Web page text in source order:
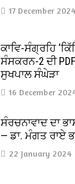
17 December 2024
ਕਾਵਿ-ਸੰਗ੍ਰਹਿ
ਸੰਸਕਰਨ-2 ਦੀ
ਸੁਖਪਾਲ ਸੰਘੇੜਾ
16 December
ਸੰਰਚਨਾਵਾਦ ਦਾ
— ਡਾ. ਮੰਗਤ ਰਾਏ
22 January 2024